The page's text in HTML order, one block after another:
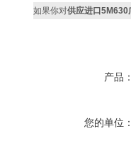
如果你对供应进口5M630
产品
您的单位